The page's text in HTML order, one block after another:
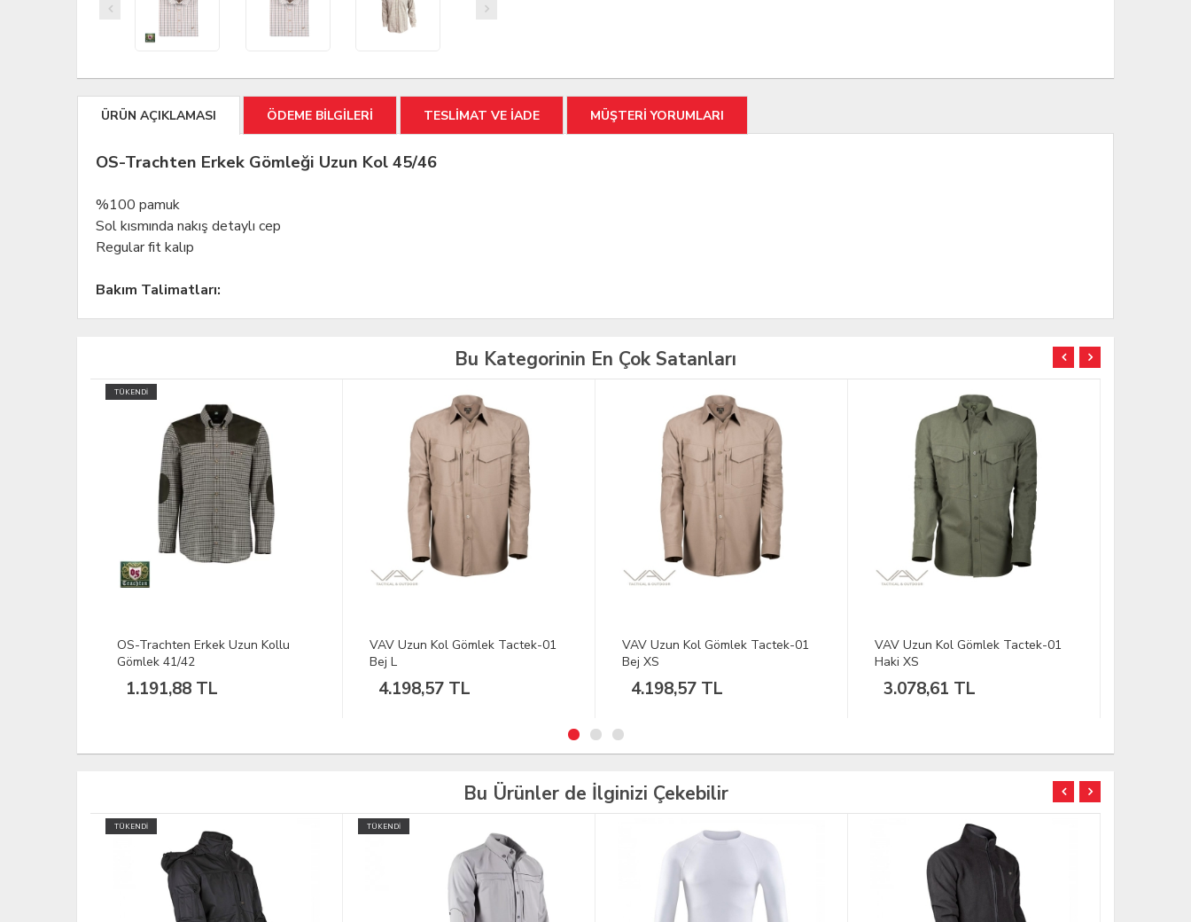
ÜRÜN AÇIKLAMASI ÖDEME BİLGİLERİ TESLİMAT VE İADE MÜŞTERİ YORUMLARI
OS-Trachten Erkek Gömleği Uzun Kol 45/46
%100 pamuk
Sol kısmında nakış detaylı cep
Regular fit kalıp
Bakım Talimatları:
Bu Kategorinin En Çok Satanları
VAV Uzun Kol Gömlek Tactek-01
Bej L
4.198,57 TL
VAV Uzun Kol Gömlek Tactek-01
Bej XS
4.198,57 TL
VAV Uzun Kol Gömlek Tactek-01
Haki XS
3.078,61 TL
VAV Uzun Kol Gömlek Tactek-01
Mavi Kot L
1.678,80 TL
Bu Ürünler de İlginizi Çekebilir
TÜKENDİ